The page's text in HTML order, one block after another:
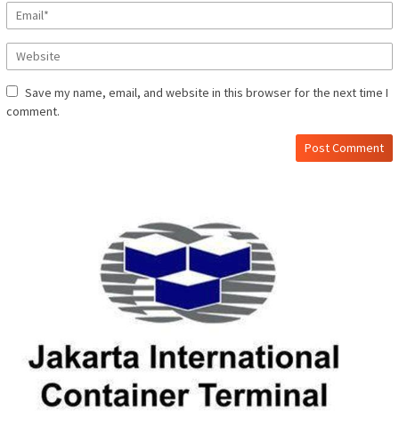
Save my name, email, and website in this browser for the next time I
comment.